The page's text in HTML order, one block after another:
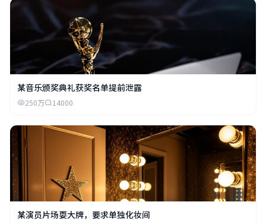
某音乐颁奖典礼获奖名单提前泄露
250万 14000
某演员片场耍大牌，要求单独化妆间